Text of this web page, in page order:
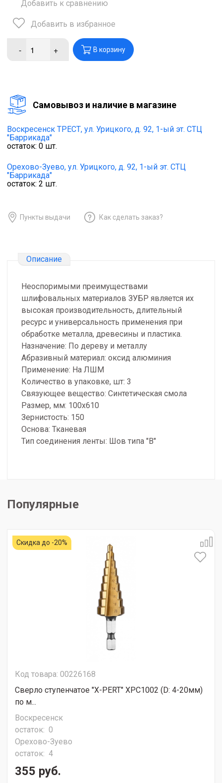
Добавить к сравнению
Добавить в избранное
- + В корзину
Cамовывоз и наличие в магазине
Воскресенск ТРЕСТ, ул. Урицкого, д. 92, 1-ый эт. СТЦ
"Баррикада"
остаток: 0 шт.
Орехово-Зуево, ул. Урицкого, д. 92, 1-ый эт. СТЦ
"Баррикада"
остаток: 2 шт.
Пункты выдачи Как сделать заказ?
Описание
Неоспоримыми преимуществами
шлифовальных материалов ЗУБР является их
высокая производительность, длительный
ресурс и универсальность применения при
обработке металла, древесины и пластика.
Назначение: По дереву и металлу
Абразивный материал: оксид алюминия
Применение: На ЛШМ
Количество в упаковке, шт: 3
Связующее вещество: Синтетическая смола
Размер, мм: 100х610
Зернистость: 150
Основа: Тканевая
Тип соединения ленты: Шов типа ″В″
Популярные
Скидка до -20%
Код товара: 00226168
Сверло ступенчатое "X-PERT" XPC1002 (D: 4-20мм)
по м...
Воскресенск
остаток: 0
Орехово-Зуево
остаток: 4
355 руб.